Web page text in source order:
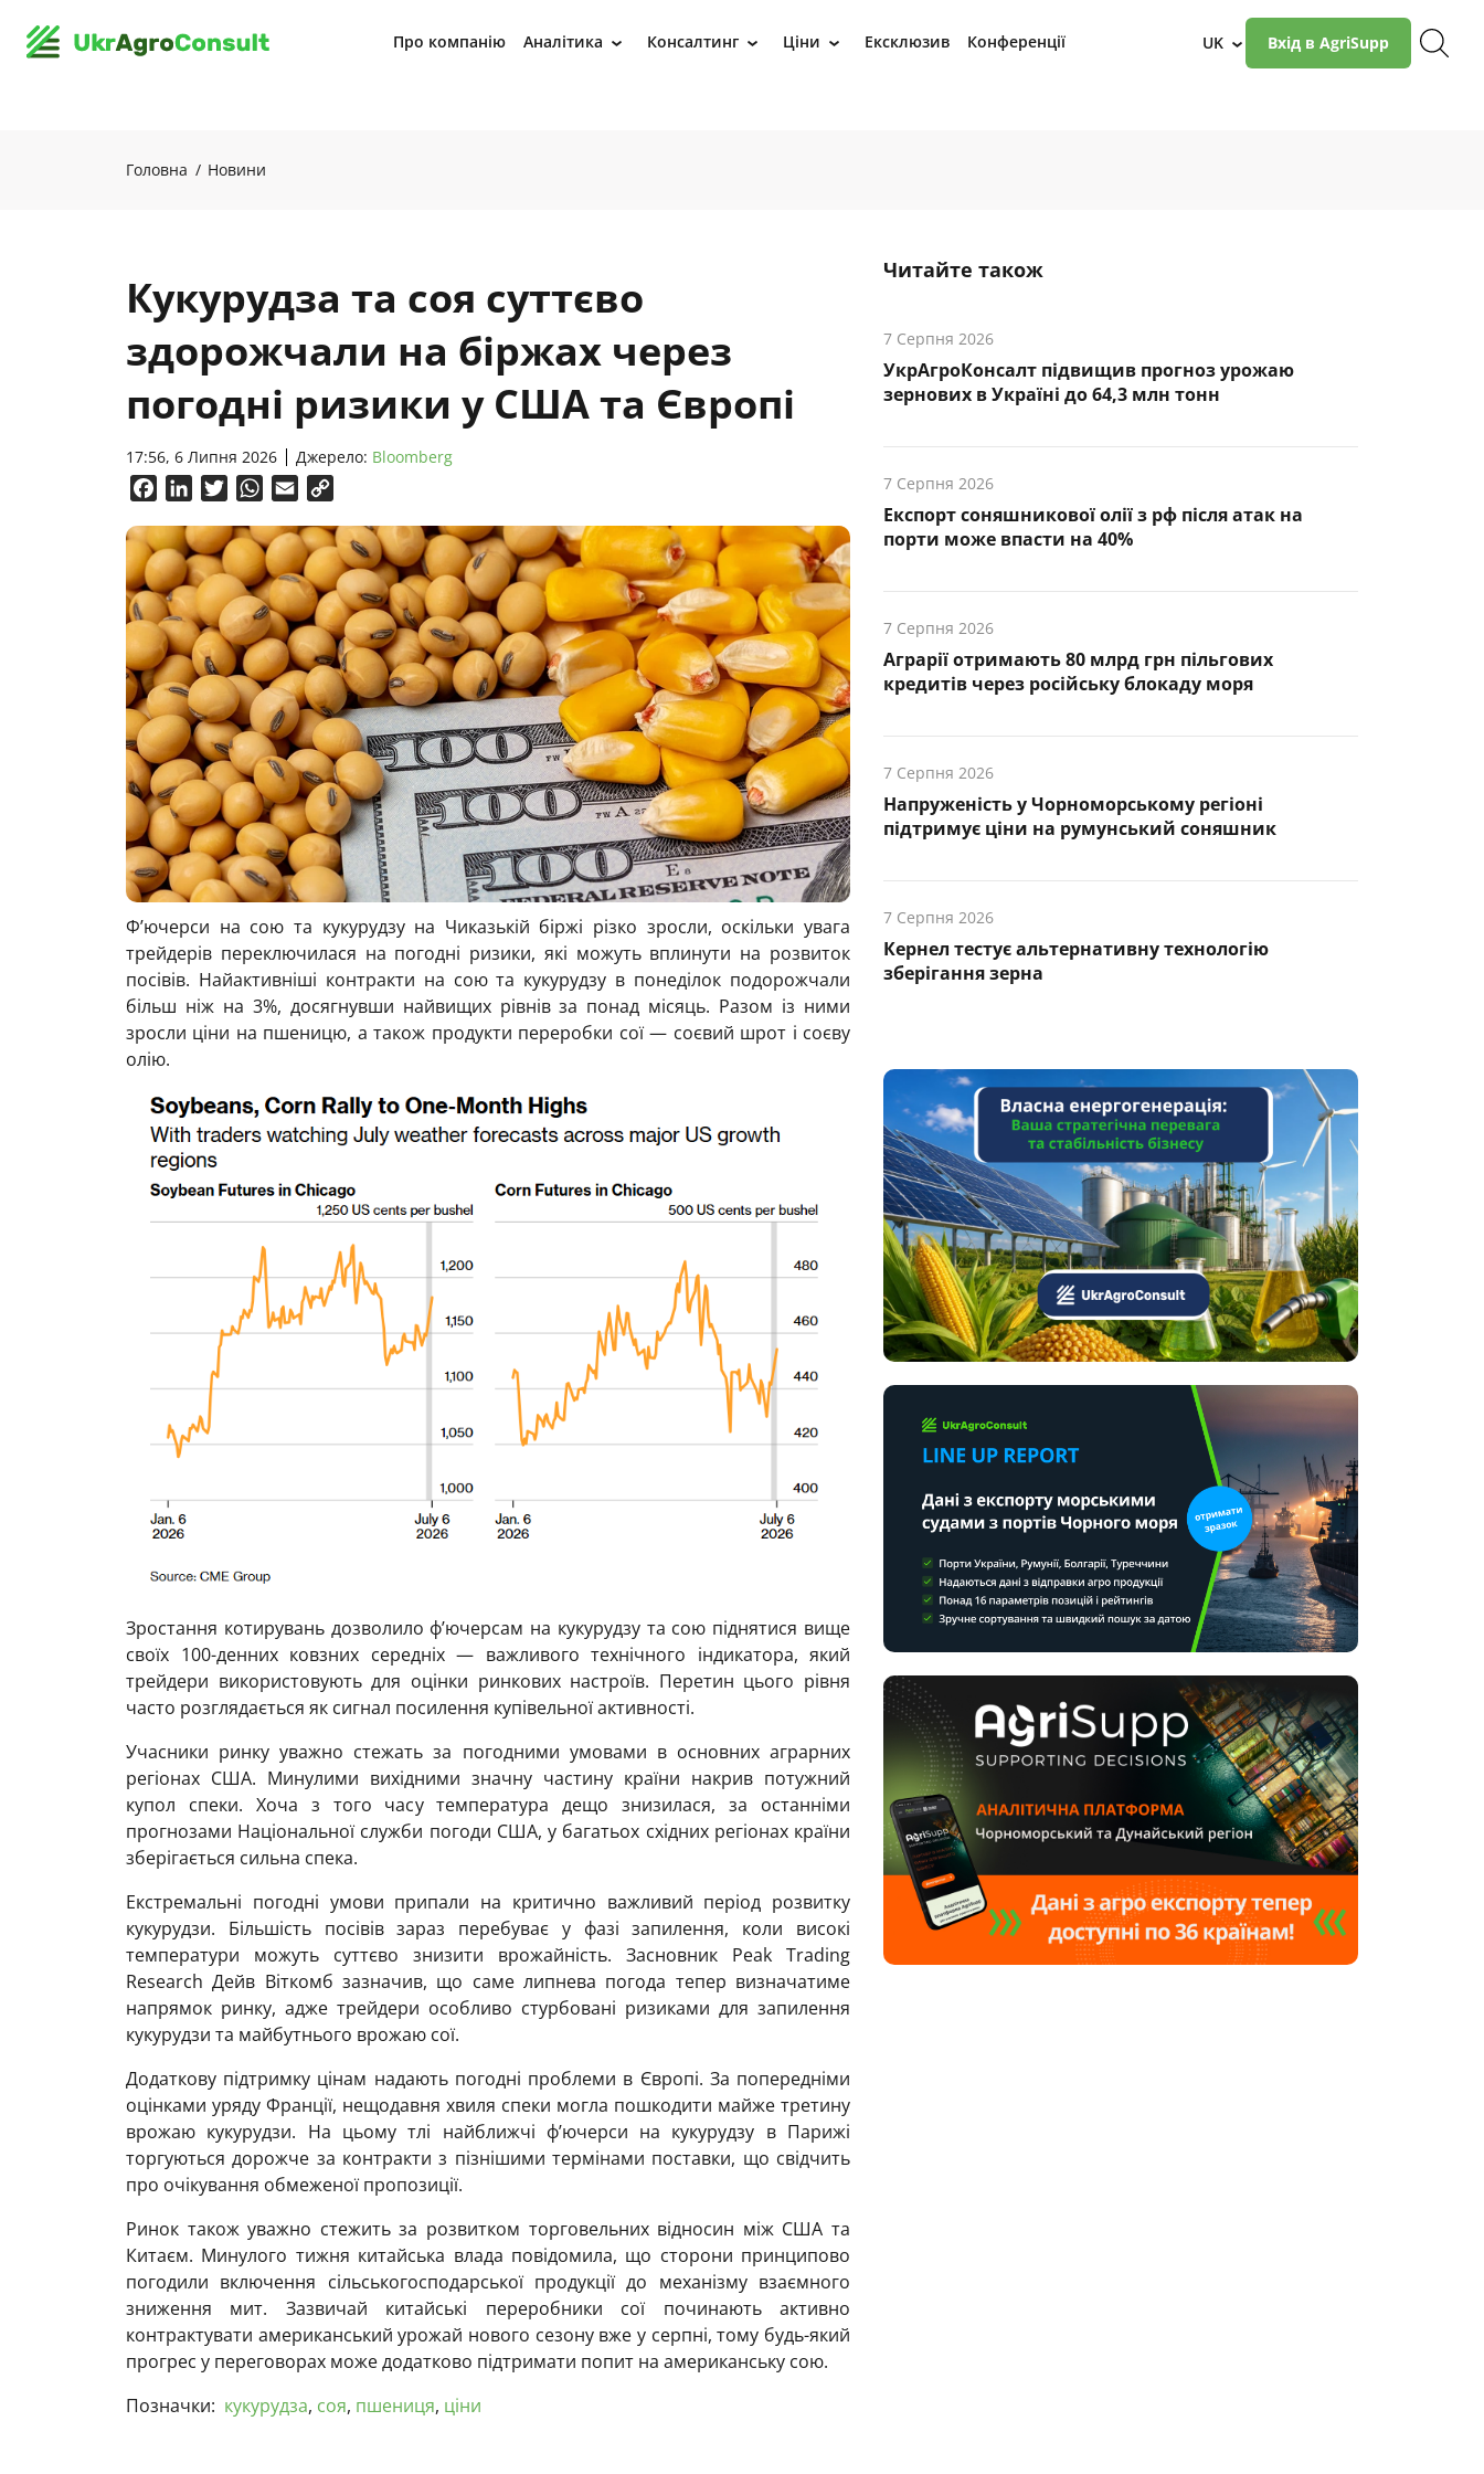
Про компанію Аналітика › Консалтинг › Ціни › Ексклюзив Конференції UK › Вхід в AgriSupp
Головна Новини
Кукурудза та соя суттєво
здорожчали на біржах через
погодні ризики у США та Європі
17:56, 6 Липня 2026 Джерело: Bloomberg
FacebookLinkedInTwitterWhatsApp
Email
Ф’ючерси на сою та кукурудзу на Чиказькій біржі різко зросли, оскільки увага
трейдерів переключилася на погодні ризики, які можуть вплинути на розвиток
посівів. Найактивніші контракти на сою та кукурудзу в понеділок подорожчали
більш ніж на 3%, досягнувши найвищих рівнів за понад місяць. Разом із ними
зросли ціни на пшеницю, а також продукти переробки сої — соєвий шрот і соєву
олію.
Зростання котирувань дозволило ф’ючерсам на кукурудзу та сою піднятися вище
своїх 100-денних ковзних середніх — важливого технічного індикатора, який
трейдери використовують для оцінки ринкових настроїв. Перетин цього рівня
часто розглядається як сигнал посилення купівельної активності.
Учасники ринку уважно стежать за погодними умовами в основних аграрних
регіонах США. Минулими вихідними значну частину країни накрив потужний
купол спеки. Хоча з того часу температура дещо знизилася, за останніми
прогнозами Національної служби погоди США, у багатьох східних регіонах країни
зберігається сильна спека.
Екстремальні погодні умови припали на критично важливий період розвитку
кукурудзи. Більшість посівів зараз перебуває у фазі запилення, коли високі
температури можуть суттєво знизити врожайність. Засновник Peak Trading
Research Дейв Віткомб зазначив, що саме липнева погода тепер визначатиме
напрямок ринку, адже трейдери особливо стурбовані ризиками для запилення
кукурудзи та майбутнього врожаю сої.
Додаткову підтримку цінам надають погодні проблеми в Європі. За попередніми
оцінками уряду Франції, нещодавня хвиля спеки могла пошкодити майже третину
врожаю кукурудзи. На цьому тлі найближчі ф’ючерси на кукурудзу в Парижі
торгуються дорожче за контракти з пізнішими термінами поставки, що свідчить
про очікування обмеженої пропозиції.
Ринок також уважно стежить за розвитком торговельних відносин між США та
Китаєм. Минулого тижня китайська влада повідомила, що сторони принципово
погодили включення сільськогосподарської продукції до механізму взаємного
зниження мит. Зазвичай китайські переробники сої починають активно
контрактувати американський урожай нового сезону вже у серпні, тому будь-який
прогрес у переговорах може додатково підтримати попит на американську сою.
Позначки: кукурудза, соя, пшениця, ціни
Читайте також
7 Серпня 2026
УкрАгроКонсалт підвищив прогноз урожаю
зернових в Україні до 64,3 млн тонн
7 Серпня 2026
Експорт соняшникової олії з рф після атак на
порти може впасти на 40%
7 Серпня 2026
Аграрії отримають 80 млрд грн пільгових
кредитів через російську блокаду моря
7 Серпня 2026
Напруженість у Чорноморському регіоні
підтримує ціни на румунський соняшник
7 Серпня 2026
Кернел тестує альтернативну технологію
зберігання зерна